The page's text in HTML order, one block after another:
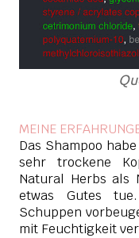
MEINE
Das Shampoo
sehr trockene
Natural Herbs als
etwas Gutes
Schuppen
mit Feuchtigkeit